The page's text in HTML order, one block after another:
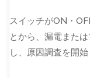
スイッチがON・
とから、漏電また
し、原因調査を開始